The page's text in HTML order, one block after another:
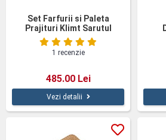
Set Farfurii si Paleta
Prajituri Klimt Sarutul
1 recenzie
485.00 Lei
Vezi detalii